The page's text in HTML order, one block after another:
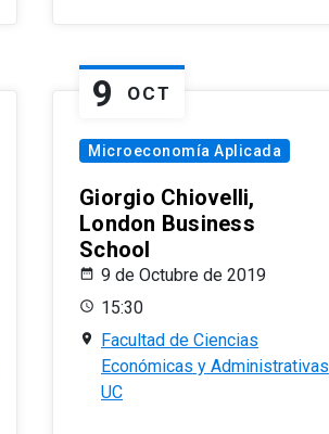
9 OCT
Microeconomía Aplicada
Giorgio Chiovelli,
London Business
School
9 de Octubre de 2019
15:30
Facultad de Ciencias
Económicas y Administrativas
UC